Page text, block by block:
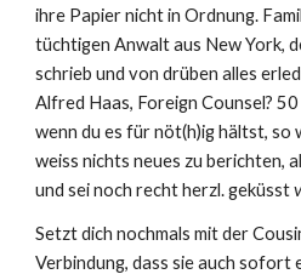
ihre Papier nicht in Ordnung.
tüchtigen Anwalt aus New York,
schrieb und von drüben alles
Alfred Haas, Foreign Counsel?
wenn du es für nöt(h)ig hältst, so
weiss nichts neues zu berichten,
und sei noch recht herzl. geküsst
Setzt dich nochmals mit der
Verbindung, dass sie auch sofort